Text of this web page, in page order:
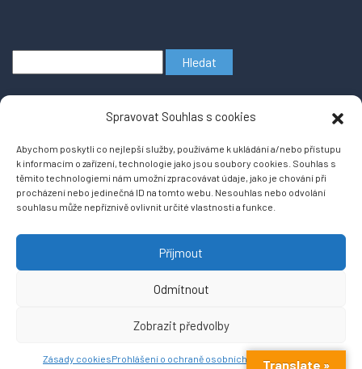
Spravovat Souhlas s cookies
Abychom poskytli co nejlepší služby, používáme k ukládání a/nebo přístupu
k informacím o zařízení, technologie jako jsou soubory cookies. Souhlas s
těmito technologiemi nám umožní zpracovávat údaje, jako je chování při
procházení nebo jedinečná ID na tomto webu. Nesouhlas nebo odvolání
souhlasu může nepříznivě ovlivnit určité vlastnosti a funkce.
Příjmout
Odmítnout
Zobrazit předvolby
Zásady cookiesProhlášení o ochraně osobních údajů Impresum
Copyright © 2026Projekt RKNabidky se přesunul na nový portál
powered by
Translate »